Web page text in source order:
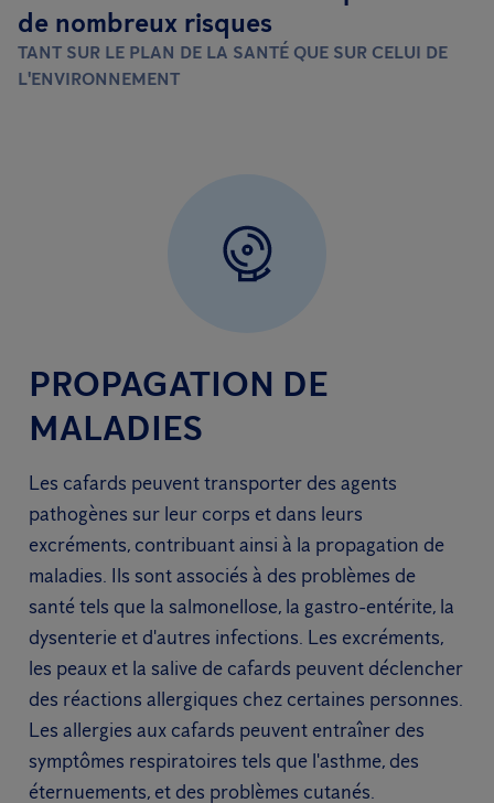
de nombreux risques
TANT SUR LE PLAN DE LA SANTÉ QUE SUR CELUI DE
L'ENVIRONNEMENT
PROPAGATION DE
MALADIES
Les cafards peuvent transporter des agents
pathogènes sur leur corps et dans leurs
excréments, contribuant ainsi à la propagation de
maladies. Ils sont associés à des problèmes de
santé tels que la salmonellose, la gastro-entérite, la
dysenterie et d'autres infections. Les excréments,
les peaux et la salive de cafards peuvent déclencher
des réactions allergiques chez certaines personnes.
Les allergies aux cafards peuvent entraîner des
symptômes respiratoires tels que l'asthme, des
éternuements, et des problèmes cutanés.